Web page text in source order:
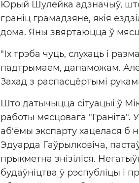
Юрый Шулейка адзначыў,
граніц грамадзяне, якія
дома. Яны звяртаюцца ў
"Іх трэба чуць, слухаць і
падтрымаем, дапаможам.
Захад з распасцёртымі
Што датычыцца сітуацыі ў
работы мясцовага
аб'ёмы экспарту хацелася б
Эдуарда Гаўрылковіча,
прыкметна знізіліся.
будаўніцтва ў рэспубліцы і